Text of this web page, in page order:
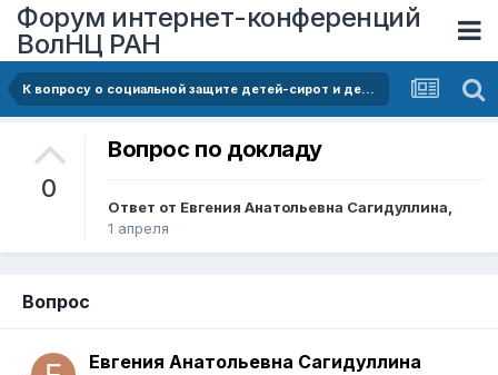
Форум интернет-конференций
ВолНЦ РАН
К вопросу о социальной защите детей-сирот и детей, оставшихся без попечения родителей
0
Вопрос по докладу
Ответ от Евгения Анатольевна Сагидуллина,
1 апреля
Вопрос
Евгения Анатольевна Сагидуллина